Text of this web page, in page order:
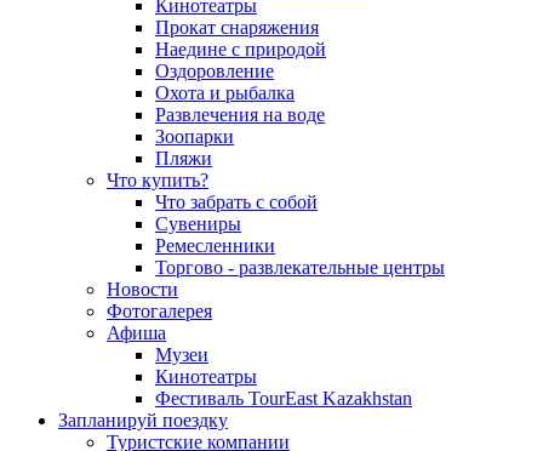
Кинотеатры
Прокат снаряжения
Наедине с природой
Оздоровление
Охота и рыбалка
Развлечения на воде
Зоопарки
Пляжи
Что купить?
Что забрать с собой
Сувениры
Ремесленники
Торгово - развлекательные центры
Новости
Фотогалерея
Афиша
Музеи
Кинотеатры
Фестиваль TourEast Kazakhstan
Запланируй поездку
Туристские компании